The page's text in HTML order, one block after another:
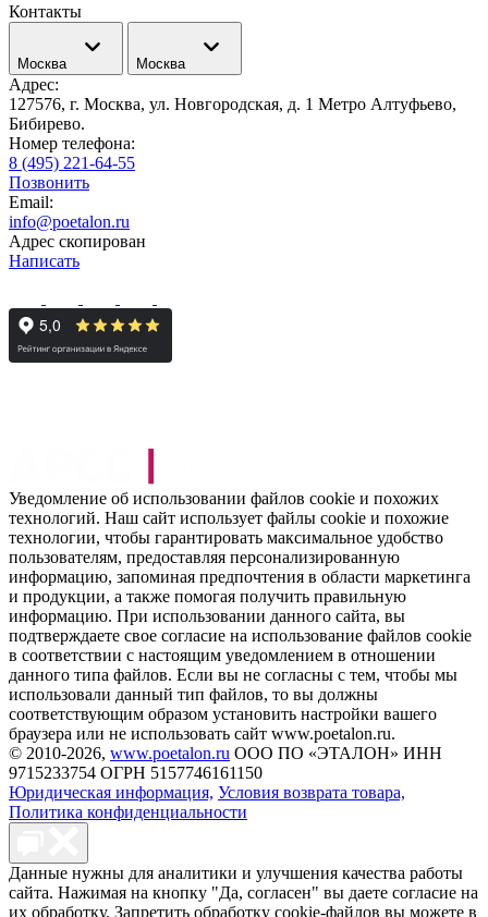
Контакты
Москва Москва
Адрес:
127576, г. Москва, ул. Новгородская, д. 1 Метро Алтуфьево,
Бибирево.
Номер телефона:
8 (495) 221-64-55
Позвонить
Email:
info@poetalon.ru
Адрес скопирован
Написать
Уведомление об использовании файлов cookie и похожих
технологий. Наш сайт использует файлы cookie и похожие
технологии, чтобы гарантировать максимальное удобство
пользователям, предоставляя персонализированную
информацию, запоминая предпочтения в области маркетинга
и продукции, а также помогая получить правильную
информацию. При использовании данного сайта, вы
подтверждаете свое согласие на использование файлов cookie
в соответствии с настоящим уведомлением в отношении
данного типа файлов. Если вы не согласны с тем, чтобы мы
использовали данный тип файлов, то вы должны
соответствующим образом установить настройки вашего
браузера или не использовать сайт www.poetalon.ru.
© 2010-2026, www.poetalon.ru ООО ПО «ЭТАЛОН» ИНН
9715233754 ОГРН 5157746161150
Юридическая информация, Условия возврата товара,
Политика конфиденциальности
Данные нужны для аналитики и улучшения качества работы
сайта. Нажимая на кнопку "Да, согласен" вы даете согласие на
их обработку. Запретить обработку cookie-файлов вы можете в